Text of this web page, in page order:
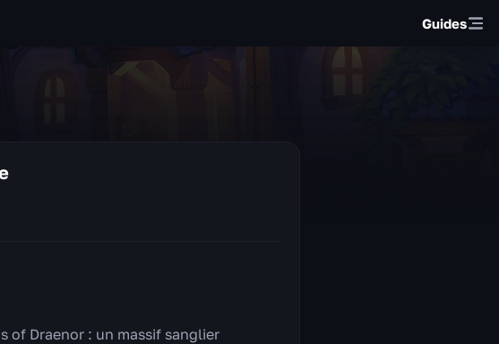
Guides
of Draenor : un massif sanglier